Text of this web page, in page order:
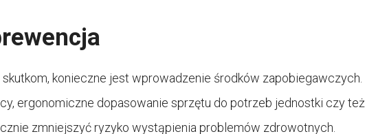
konieczne jest wprowadzenie środków zapobiegawczych.
ergonomiczne dopasowanie sprzętu do potrzeb jednostki czy też
zmniejszyć ryzyko wystąpienia problemów zdrowotnych.